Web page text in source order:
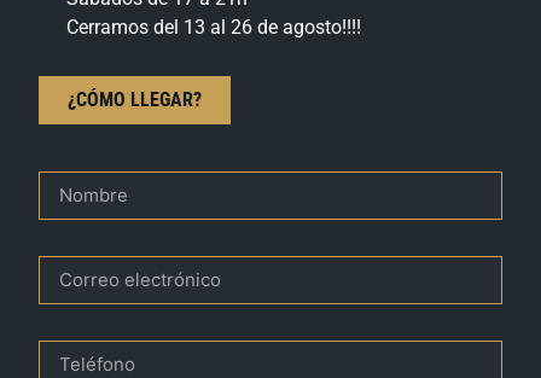
Cerramos del 13 al 26 de agosto!!!!
¿CÓMO LLEGAR?